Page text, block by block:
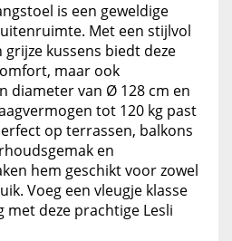
is een geweldige
Met een stijlvol
kussens biedt deze
maar ook
diameter van Ø 128 cm en
tot 120 kg past
op terrassen, balkons
en
hem geschikt voor zowel
Voeg een vleugje klasse
deze prachtige Lesli